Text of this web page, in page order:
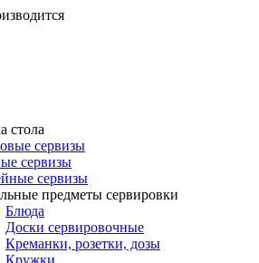
стола
сервизы
сервизы
сервизы
предметы сервировки
Блюда
Доски сервировочные
Креманки, розетки, дозы
Кружки